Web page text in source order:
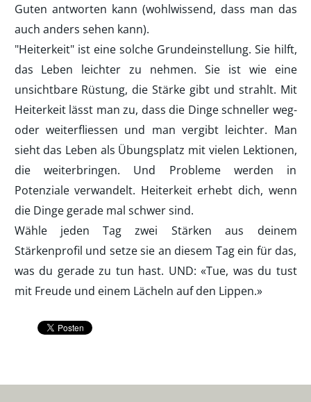
Guten antworten kann (wohlwissend, dass man das
auch anders sehen kann).
"Heiterkeit" ist eine solche Grundeinstellung. Sie hilft,
das Leben leichter zu nehmen. Sie ist wie eine
unsichtbare Rüstung, die Stärke gibt und strahlt. Mit
Heiterkeit lässt man zu, dass die Dinge schneller weg-
oder weiterfliessen und man vergibt leichter. Man
sieht das Leben als Übungsplatz mit vielen Lektionen,
die weiterbringen. Und Probleme werden in
Potenziale verwandelt. Heiterkeit erhebt dich, wenn
die Dinge gerade mal schwer sind.
Wähle jeden Tag zwei Stärken aus deinem
Stärkenprofil und setze sie an diesem Tag ein für das,
was du gerade zu tun hast. UND: «Tue, was du tust
mit Freude und einem Lächeln auf den Lippen.»